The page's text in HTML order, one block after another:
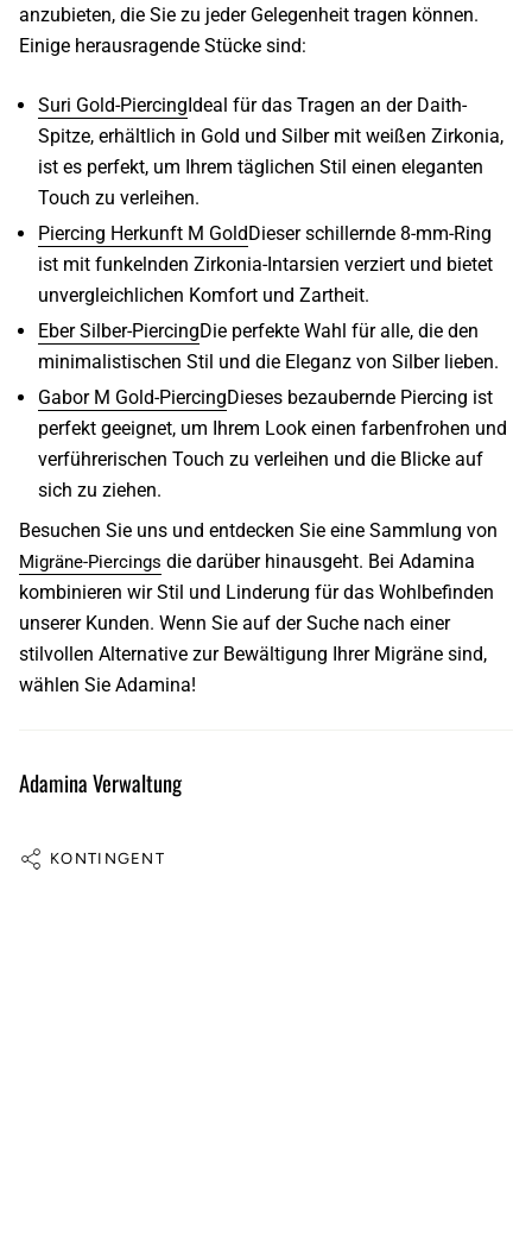
anzubieten, die Sie zu jeder Gelegenheit tragen können.
Einige herausragende Stücke sind:
Suri Gold-PiercingIdeal für das Tragen an der Daith-
Spitze, erhältlich in Gold und Silber mit weißen Zirkonia,
ist es perfekt, um Ihrem täglichen Stil einen eleganten
Touch zu verleihen.
Piercing Herkunft M GoldDieser schillernde 8-mm-Ring
ist mit funkelnden Zirkonia-Intarsien verziert und bietet
unvergleichlichen Komfort und Zartheit.
Eber Silber-PiercingDie perfekte Wahl für alle, die den
minimalistischen Stil und die Eleganz von Silber lieben.
Gabor M Gold-PiercingDieses bezaubernde Piercing ist
perfekt geeignet, um Ihrem Look einen farbenfrohen und
verführerischen Touch zu verleihen und die Blicke auf
sich zu ziehen.
Besuchen Sie uns und entdecken Sie eine Sammlung von
Migräne-Piercings die darüber hinausgeht. Bei Adamina
kombinieren wir Stil und Linderung für das Wohlbefinden
unserer Kunden. Wenn Sie auf der Suche nach einer
stilvollen Alternative zur Bewältigung Ihrer Migräne sind,
wählen Sie Adamina!
Adamina Verwaltung
KONTINGENT